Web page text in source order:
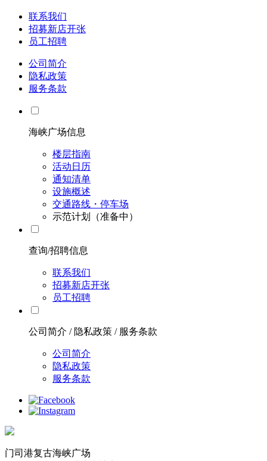
联系我们
招募新店开张
员工招聘
公司简介
隐私政策
服务条款
海峡广场信息
楼层指南
活动日历
通知清单
设施概述
交通路线・停车场
示范计划（准备中）
查询/招聘信息
联系我们
招募新店开张
员工招聘
公司简介 / 隐私政策 / 服务条款
公司简介
隐私政策
服务条款
门司港复古海峡广场